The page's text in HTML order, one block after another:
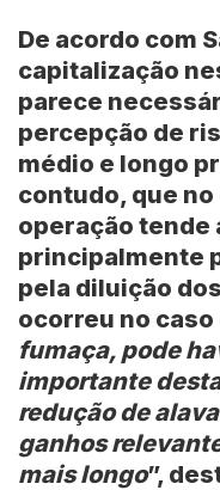
De acordo com
capitalização
parece
percepção de
médio e longo
contudo, que
operação tende
principalmente
pela diluição
ocorreu no caso
fumaça, pode
importante
redução de
ganhos
mais longo”,